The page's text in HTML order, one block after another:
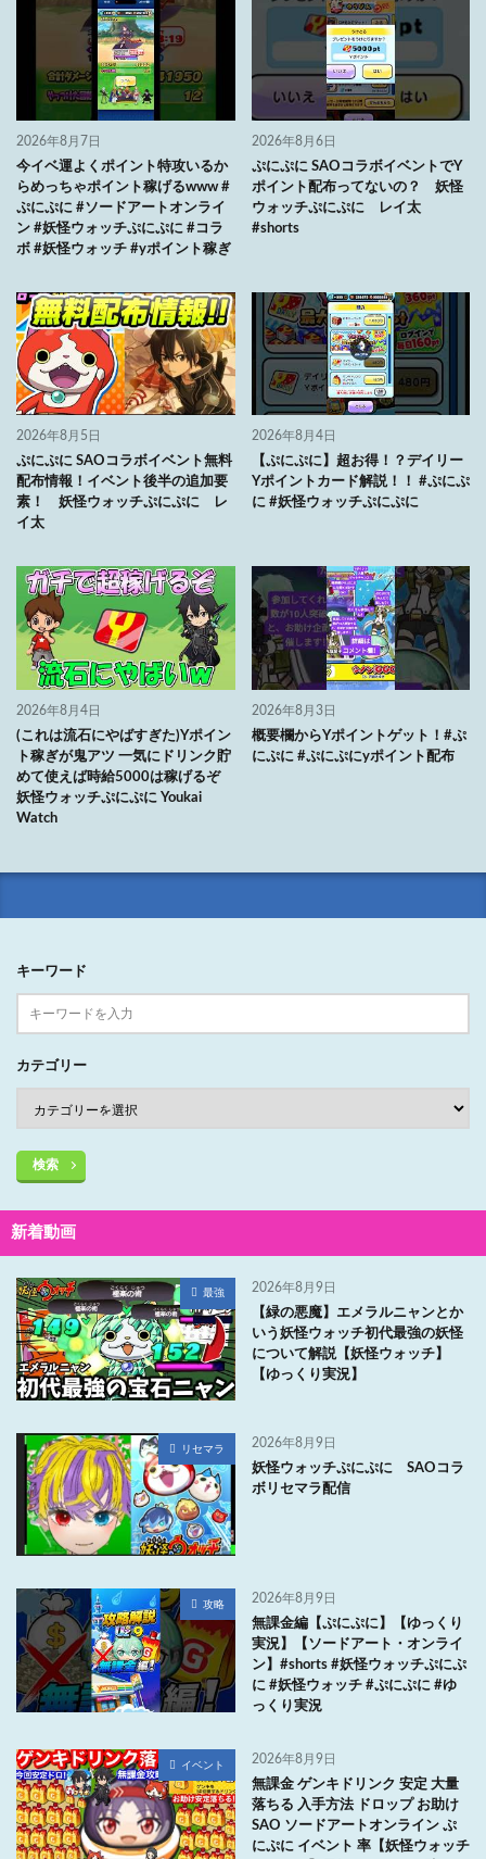
2026年8月7日
今イベ運よくポイント特攻いるか
らめっちゃポイント稼げるwww #
ぷにぷに #ソードアートオンライ
ン #妖怪ウォッチぷにぷに #コラ
ボ #妖怪ウォッチ #yポイント稼ぎ
2026年8月6日
ぷにぷに SAOコラボイベントでY
ポイント配布ってないの？ 妖怪
ウォッチぷにぷに レイ太
#shorts
2026年8月5日
ぷにぷに SAOコラボイベント無料
配布情報！イベント後半の追加要
素！ 妖怪ウォッチぷにぷに レ
イ太
2026年8月4日
【ぷにぷに】超お得！？デイリー
Yポイントカード解説！！ #ぷにぷ
に #妖怪ウォッチぷにぷに
2026年8月4日
(これは流石にやばすぎた)Yポイン
ト稼ぎが鬼アツ 一気にドリンク貯
めて使えば時給5000は稼げるぞ
妖怪ウォッチぷにぷに Youkai
Watch
2026年8月3日
概要欄からYポイントゲット！#ぷ
にぷに #ぷにぷにyポイント配布
キーワード
カテゴリー
検索
新着動画
最強 2026年8月9日
【緑の悪魔】エメラルニャンとか
いう妖怪ウォッチ初代最強の妖怪
について解説【妖怪ウォッチ】
【ゆっくり実況】
リセマラ 2026年8月9日
妖怪ウォッチぷにぷに SAOコラ
ボリセマラ配信
攻略 2026年8月9日
無課金編【ぷにぷに】【ゆっくり
実況】【ソードアート・オンライ
ン】#shorts #妖怪ウォッチぷにぷ
に #妖怪ウォッチ #ぷにぷに #ゆ
っくり実況
イベント 2026年8月9日
無課金 ゲンキドリンク 安定 大量
落ちる 入手方法 ドロップ お助け
SAO ソードアートオンライン ぷ
にぷに イベント 率【妖怪ウォッチ